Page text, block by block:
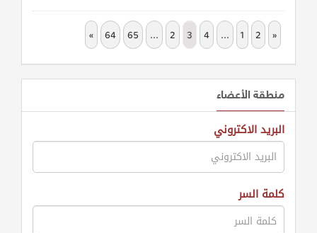
«
1 2
...
2 3 4
...
64 65
»
منطقة الأعضاء
البريد الاكتروني
كلمة السر